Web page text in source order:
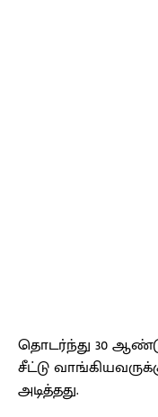
தொடர்ந்து 30
சீட்டு
அடித்தது.